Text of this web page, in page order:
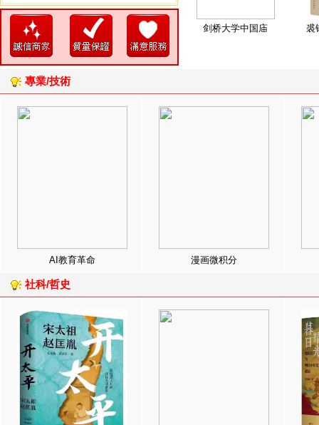
剑桥大学中国庙 裘
專業/技術
AI教育革命 漫画微积分
社科/哲史